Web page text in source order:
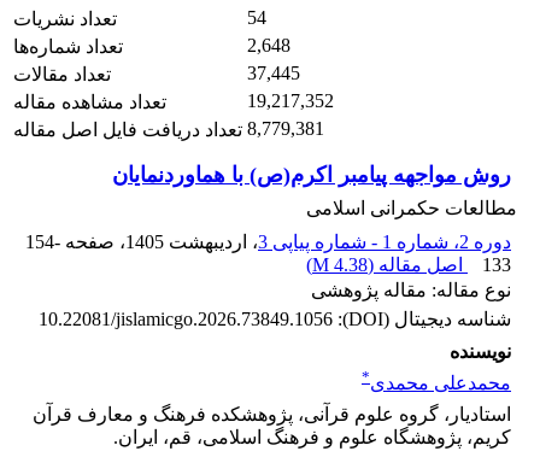
تعداد نشریات
54
تعداد شماره‌ها
2,648
تعداد مقالات
37,445
تعداد مشاهده مقاله
19,217,352
تعداد دریافت فایل اصل مقاله 8,779,381
روش مواجهه پیامبر اکرم(ص) با هماوردنمایان
مطالعات حکمرانی اسلامی
دوره 2، شماره 1 - شماره پیاپی 3
، اردیبهشت 1405 ، صفحه 154-
133
اصل مقاله (4.38 M
)
نوع مقاله: مقاله پژوهشی
شناسه دیجیتال (DOI):
10.22081/jislamicgo.2026.73849.1056
نویسنده
محمدعلی محمدی*
استادیار، گروه علوم قرآنی، پژوهشکده فرهنگ و معارف قرآن
کریم، پژوهشگاه علوم و فرهنگ اسلامی، قم، ایران.